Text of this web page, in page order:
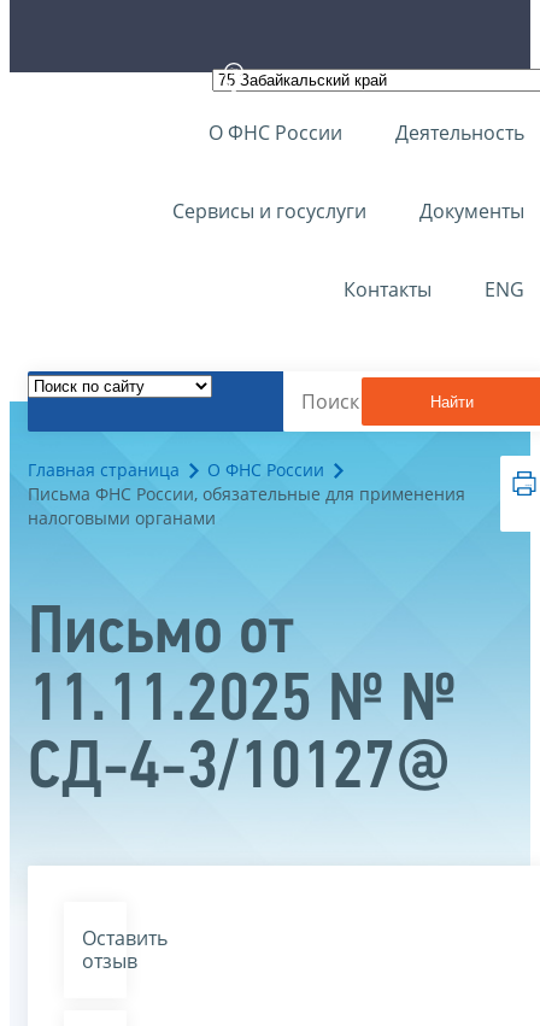
О ФНС России Деятельность
Сервисы и госуслуги Документы
Контакты ENG
Найти
Главная страница
О ФНС России
Письма ФНС России, обязательные для применения
налоговыми органами
Письмо от
11.11.2025 № №
СД-4-3/10127@
Оставить
отзыв